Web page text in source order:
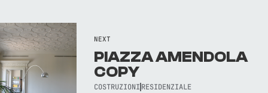
NEXT
PIAZZA AMENDOLA
COPY
COSTRUZIONI RESIDENZIALE